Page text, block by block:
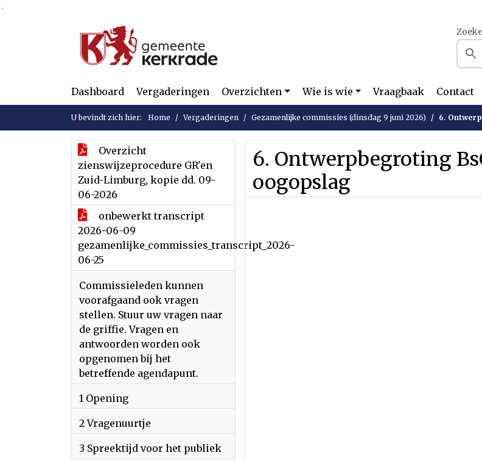
Dashboard Vergaderingen Overzichten Wie is wie Vraagbaak Contact
U bevindt zich hier: Home Vergaderingen Gezamenlijke commissies (dinsdag 9 juni 2026) 6.
Overzicht
zienswijzeprocedure GR'en
Zuid-Limburg, kopie dd. 09-
06-2026
onbewerkt transcript
2026-06-09
gezamenlijke_commissies_transcript_2026-
06-25
Commissieleden kunnen
voorafgaand ook vragen
stellen. Stuur uw vragen naar
de griffie. Vragen en
antwoorden worden ook
opgenomen bij het
betreffende agendapunt.
1 Opening
2 Vragenuurtje
3 Spreektijd voor het publiek
6. Ontwerpbegroting
oogopslag